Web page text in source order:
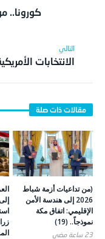
كورونا..
الانتخابات
(من تداعيات أزمة شباط
2026 إلى هندسة الأمن
الإقليمي: اتفاق مكة
نموذجاً.. (19)
23 ساعة ‎مضي